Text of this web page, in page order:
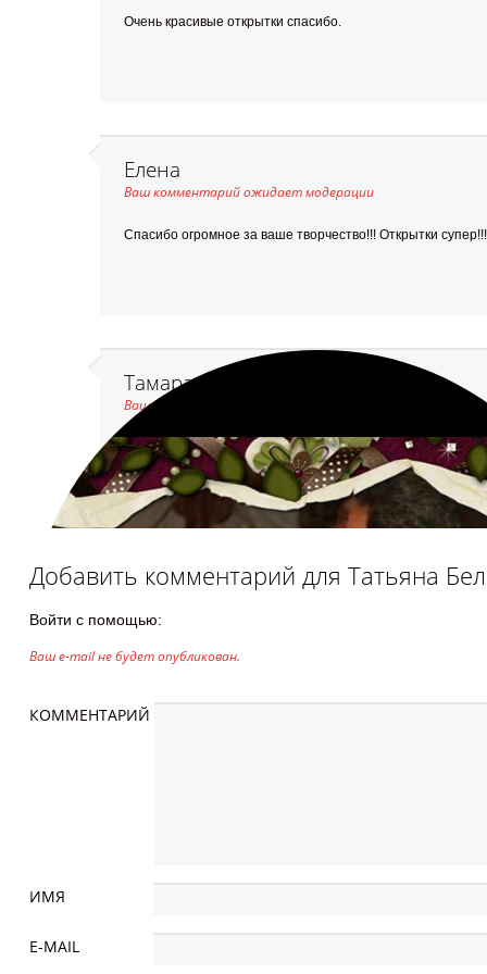
Очень красивые открытки спасибо.
Елена
Ваш комментарий ожидает модерации
Спасибо огромное за ваше творчество!!! Открытки
Тамара и Федя Векю
Ваш комментарий ожидает модерации
Спасибо очень красиво
Добавить комментарий дляТатьяна
Войти с помощью:
Ваш e-mail не будет опубликован.
КОММЕНТАРИЙ
ИМЯ
E-MAIL